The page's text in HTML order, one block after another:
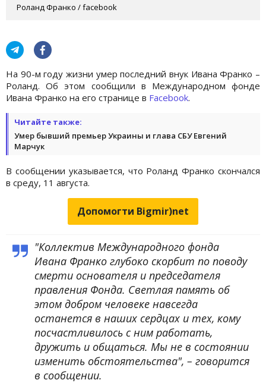
Роланд Франко / facebook
На 90-м году жизни умер последний внук Ивана Франко –
Роланд. Об этом сообщили в Международном фонде
Ивана Франко на его странице в Facebook.
Читайте также:
Умер бывший премьер Украины и глава СБУ Евгений
Марчук
В сообщении указывается, что Роланд Франко скончался
в среду, 11 августа.
Допомогти Bigmir)net
"Коллектив Международного фонда
Ивана Франко глубоко скорбит по поводу
смерти основателя и председателя
правления Фонда. Светлая память об
этом добром человеке навсегда
останется в наших сердцах и тех, кому
посчастливилось с ним работать,
дружить и общаться. Мы не в состоянии
изменить обстоятельства", – говорится
в сообщении.